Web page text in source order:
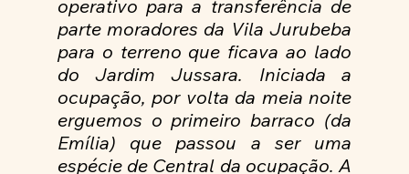
operativo para a transferência de
parte moradores da Vila Jurubeba
para o terreno que ficava ao lado
do Jardim Jussara. Iniciada a
ocupação, por volta da meia noite
erguemos o primeiro barraco (da
Emília) que passou a ser uma
espécie de Central da ocupação. A